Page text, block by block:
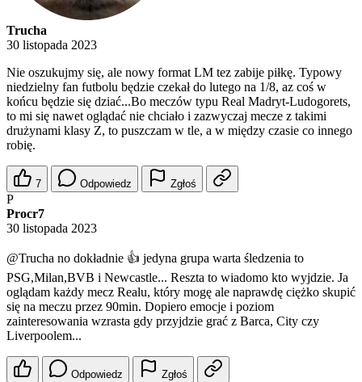
Trucha
30 listopada 2023
Nie oszukujmy się, ale nowy format LM tez zabije piłkę. Typowy
niedzielny fan futbolu będzie czekał do lutego na 1/8, az coś w
końcu będzie się dziać...Bo meczów typu Real Madryt-Ludogorets,
to mi się nawet oglądać nie chciało i zazwyczaj mecze z takimi
drużynami klasy Z, to puszczam w tle, a w między czasie co innego
robię.
7 Odpowiedz Zgłoś
P
Procr7
30 listopada 2023
@Trucha no dokładnie 👍 jedyna grupa warta śledzenia to
PSG,Milan,BVB i Newcastle... Reszta to wiadomo kto wyjdzie. Ja
oglądam każdy mecz Realu, który mogę ale naprawdę ciężko skupić
się na meczu przez 90min. Dopiero emocje i poziom
zainteresowania wzrasta gdy przyjdzie grać z Barca, City czy
Liverpoolem...
Odpowiedz Zgłoś